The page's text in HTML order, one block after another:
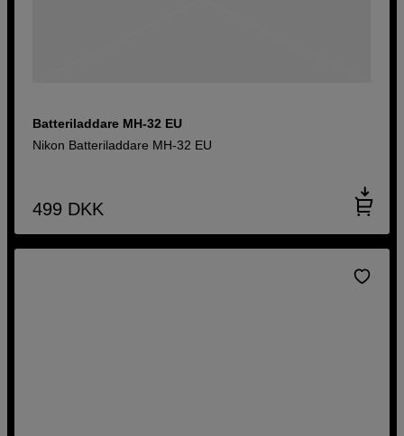
Batteriladdare MH-32 EU
Nikon Batteriladdare MH-32 EU
499 DKK